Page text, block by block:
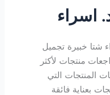
اسراء
شتا خبيرة تجميل
منتجات لأكثر
المنتجات التي
بعناية فائقة